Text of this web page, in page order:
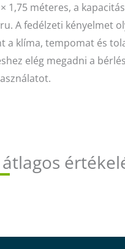
1,75 méteres, a
A fedélzeti kényelmet
a klíma, tempomat és
elég megadni a